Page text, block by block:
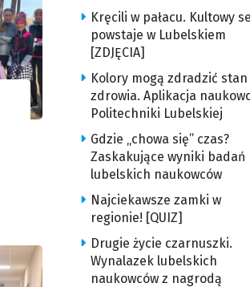
Kręcili w pałacu. Kultowy
powstaje w Lubelskiem
[ZDJĘCIA]
Kolory mogą zdradzić stan
zdrowia. Aplikacja
Politechniki Lubelskiej
Gdzie „chowa się” czas?
Zaskakujące wyniki badań
lubelskich naukowców
Najciekawsze zamki w
regionie! [QUIZ]
Drugie życie czarnuszki.
Wynalazek lubelskich
naukowców z nagrodą